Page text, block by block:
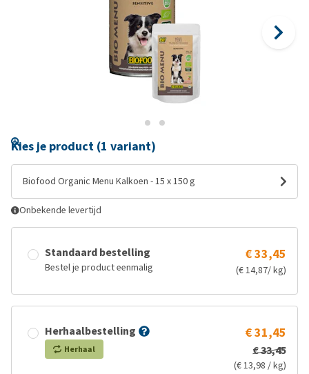
Kies je product (1 variant)
Biofood Organic Menu Kalkoen - 15 x 150 g
Onbekende levertijd
Standaard bestelling
Bestel je product eenmalig
€ 33,45
(€ 14,87/ kg)
Herhaalbestelling
Herhaal
€ 31,45
€ 33,45
(€ 13,98 / kg)